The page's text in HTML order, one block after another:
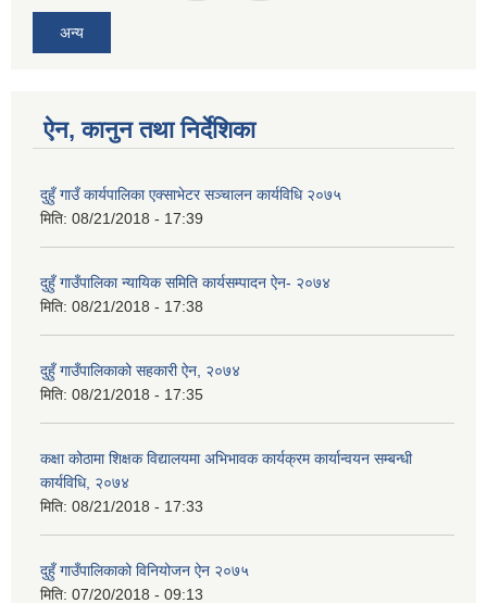
अन्य
ऐन, कानुन तथा निर्देशिका
दुहुँ गाउँ कार्यपालिका एक्साभेटर सञ्चालन कार्यविधि २०७५
मिति: 08/21/2018 - 17:39
दुहुँ गाउँपालिका न्यायिक समिति कार्यसम्पादन ऐन- २०७४
मिति: 08/21/2018 - 17:38
दुहुँ गाउँपालिकाको सहकारी ऐन, २०७४
मिति: 08/21/2018 - 17:35
कक्षा कोठामा शिक्षक विद्यालयमा अभिभावक कार्यक्रम कार्यान्वयन सम्बन्धी
कार्यविधि, २०७४
मिति: 08/21/2018 - 17:33
दुहुँ गाउँपालिकाको विनियोजन ऐन २०७५
मिति: 07/20/2018 - 09:13